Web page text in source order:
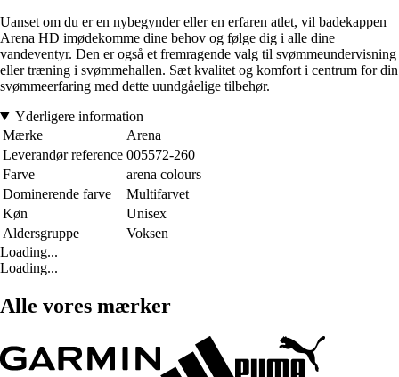
Uanset om du er en nybegynder eller en erfaren atlet, vil badekappen
Arena HD imødekomme dine behov og følge dig i alle dine
vandeventyr. Den er også et fremragende valg til svømmeundervisning
eller træning i svømmehallen. Sæt kvalitet og komfort i centrum for din
svømmeerfaring med dette uundgåelige tilbehør.
Yderligere information
Mærke
Arena
Leverandør reference 005572-260
Farve
arena colours
Dominerende farve
Multifarvet
Køn
Unisex
Aldersgruppe
Voksen
Loading...
Loading...
Alle vores mærker